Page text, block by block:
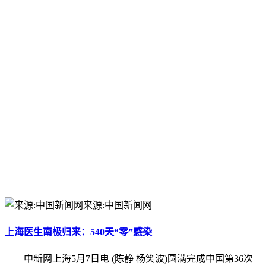
来源:中国新闻网
上海医生南极归来：540天“零”感染
中新网上海5月7日电 (陈静 杨笑波)圆满完成中国第36次